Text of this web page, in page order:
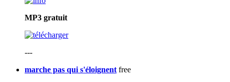
MP3 gratuit
---
marche pas qui s'éloignent free